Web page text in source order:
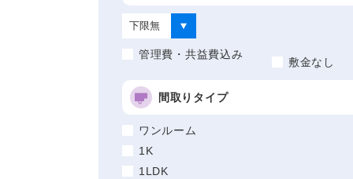
管理費・共益費込み
敷金なし
間取りタイプ
ワンルーム
1K
1LDK